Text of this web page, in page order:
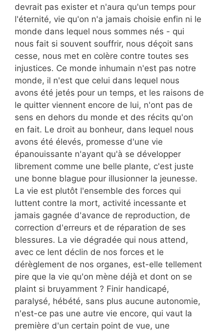
devrait pas exister et n'aura qu'un temps pour
l'éternité, vie qu'on n'a jamais choisie enfin ni le
monde dans lequel nous sommes nés - qui
nous fait si souvent souffrir, nous déçoit sans
cesse, nous met en colère contre toutes ses
injustices. Ce monde inhumain n'est pas notre
monde, il n'est que celui dans lequel nous
avons été jetés pour un temps, et les raisons de
le quitter viennent encore de lui, n'ont pas de
sens en dehors du monde et des récits qu'on
en fait. Le droit au bonheur, dans lequel nous
avons été élevés, promesse d'une vie
épanouissante n'ayant qu'à se développer
librement comme une belle plante, c'est juste
une bonne blague pour illusionner la jeunesse.
La vie est plutôt l'ensemble des forces qui
luttent contre la mort, activité incessante et
jamais gagnée d'avance de reproduction, de
correction d'erreurs et de réparation de ses
blessures. La vie dégradée qui nous attend,
avec ce lent déclin de nos forces et le
dérèglement de nos organes, est-elle tellement
pire que la vie qu'on mène déjà et dont on se
plaint si bruyamment ? Finir handicapé,
paralysé, hébété, sans plus aucune autonomie,
n'est-ce pas une autre vie encore, qui vaut la
première d'un certain point de vue, une